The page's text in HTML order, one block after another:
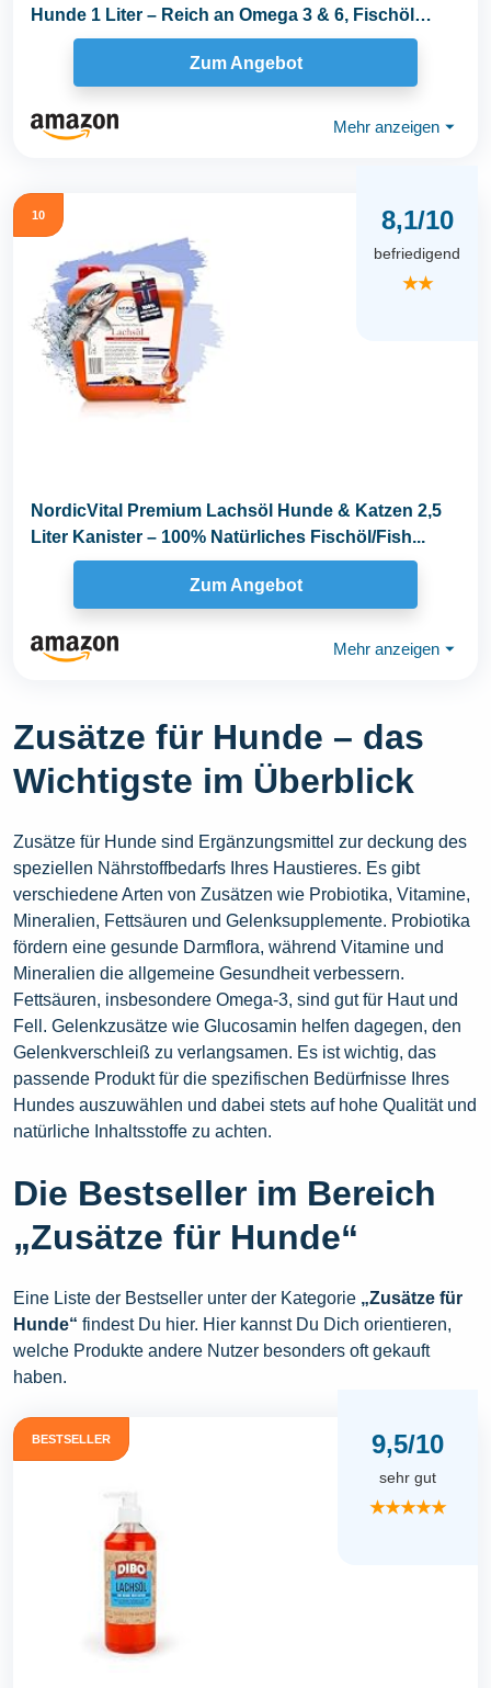
Hunde 1 Liter – Reich an Omega 3 & 6, Fischöl
Hund...
Zum Angebot
Mehr anzeigen ⏷
10 8,1/10
befriedigend
★★
NordicVital Premium Lachsöl Hunde & Katzen 2,5
Liter Kanister – 100% Natürliches Fischöl/Fish...
Zum Angebot
Mehr anzeigen ⏷
Zusätze für Hunde – das
Wichtigste im Überblick
Zusätze für Hunde sind Ergänzungsmittel zur deckung des
speziellen Nährstoffbedarfs Ihres Haustieres. Es gibt
verschiedene Arten von Zusätzen wie Probiotika, Vitamine,
Mineralien, Fettsäuren und Gelenksupplemente. Probiotika
fördern eine gesunde Darmflora, während Vitamine und
Mineralien die allgemeine Gesundheit verbessern.
Fettsäuren, insbesondere Omega-3, sind gut für Haut und
Fell. Gelenkzusätze wie Glucosamin helfen dagegen, den
Gelenkverschleiß zu verlangsamen. Es ist wichtig, das
passende Produkt für die spezifischen Bedürfnisse Ihres
Hundes auszuwählen und dabei stets auf hohe Qualität und
natürliche Inhaltsstoffe zu achten.
Die Bestseller im Bereich
„Zusätze für Hunde“
Eine Liste der Bestseller unter der Kategorie „Zusätze für
Hunde“ findest Du hier. Hier kannst Du Dich orientieren,
welche Produkte andere Nutzer besonders oft gekauft
haben.
BESTSELLER 9,5/10
sehr gut
★★★★★